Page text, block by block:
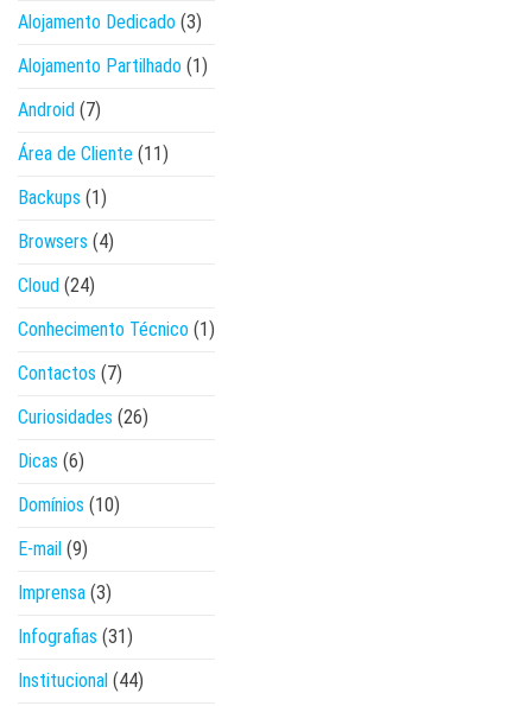
Alojamento Dedicado (3)
Alojamento Partilhado (1)
Android (7)
Área de Cliente (11)
Backups (1)
Browsers (4)
Cloud (24)
Conhecimento Técnico (1)
Contactos (7)
Curiosidades (26)
Dicas (6)
Domínios (10)
E-mail (9)
Imprensa (3)
Infografias (31)
Institucional (44)